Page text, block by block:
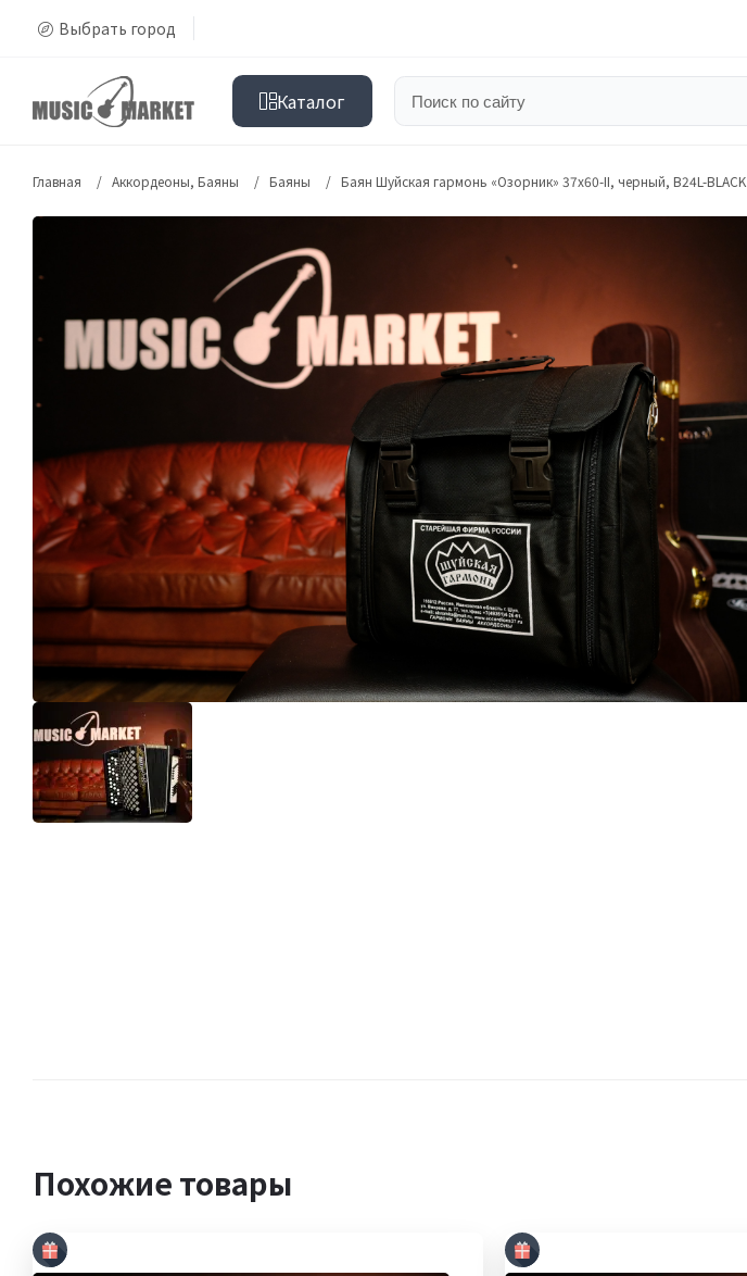
Выбрать город
Каталог
Главная Аккордеоны, Баяны Баяны Баян Шуйская гармонь «Озорник» 37х60-II, черный, В24L-BLACK
Похожие товары